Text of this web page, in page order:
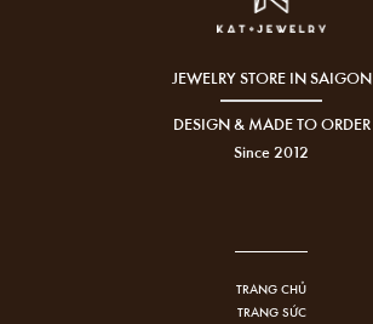
JEWELRY STORE IN SAIGON
DESIGN & MADE TO ORDER
Since 2012
TRANG CHỦ
TRANG SỨC